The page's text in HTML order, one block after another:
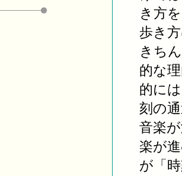
き方
歩き
きち
的な
的に
刻の
音楽
楽が
が「